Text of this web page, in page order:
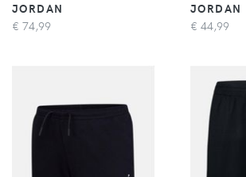
JORDAN
€ 74,99
JORDAN
€ 44,99